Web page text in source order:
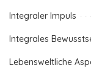
Integraler Impuls
Integrales
Lebensweltliche